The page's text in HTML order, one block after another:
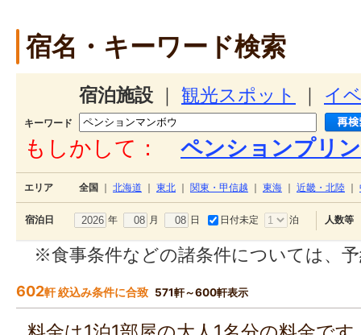
宿名・キーワード検索
宿泊施設 観光スポット イ
キーワード
もしかして： ペンションプリ
エリア 全国 北海道 東北 関東・甲信越 東海 近畿・北陸
宿泊日 年 月 日 日付未定 泊 人数等
※食事条件などの諸条件については、
602軒 絞込み条件に合致 571軒～600軒表示